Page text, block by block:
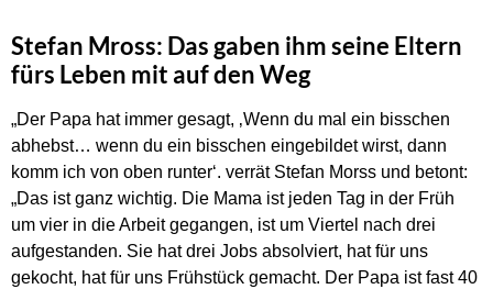
Stefan Mross: Das gaben ihm seine Eltern
fürs Leben mit auf den Weg
„Der Papa hat immer gesagt, ‚Wenn du mal ein bisschen
abhebst… wenn du ein bisschen eingebildet wirst, dann
komm ich von oben runter‘. verrät Stefan Morss und betont:
„Das ist ganz wichtig. Die Mama ist jeden Tag in der Früh
um vier in die Arbeit gegangen, ist um Viertel nach drei
aufgestanden. Sie hat drei Jobs absolviert, hat für uns
gekocht, hat für uns Frühstück gemacht. Der Papa ist fast 40